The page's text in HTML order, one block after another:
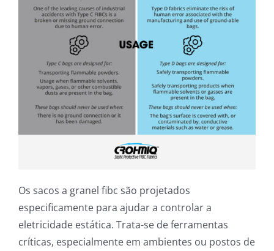
Os sacos a granel fibc são projetados
especificamente para ajudar a controlar a
eletricidade estática. Trata-se de ferramentas
críticas, especialmente em ambientes ou postos de